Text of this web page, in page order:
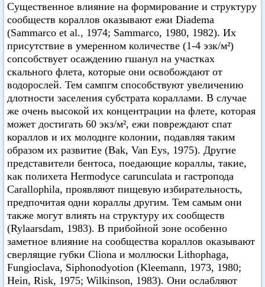
Существенное влияние на формирование и структуру
сообществ кораллов оказывают ежи Diadema
(Sammarco et al., 1974; Sammarco, 1980, 1982). Их
присутствие в умеренном количестве (1-4 эзк/м²)
сопсобствует осаждению гшанул на участках
скального флета, которые они освобождают от
водорослей. Тем сампгм способствуют увеличению
длотности заселения субстрата кораллами. В случае
же очень высокой их концентрации на флете, которая
может достигать 60 экз/м², ежи повреждают спат
кораллов и их молоднге колонии, подавляя таким
образом их развитие (Bak, Van Eys, 1975). Другие
представители бентоса, поедающие кораллы, такие,
как полихета Hermodyce carunculata и гастропода
Carallophila, проявляют пищевую избирательность,
предпочитая одни кораллы другим. Тем самым они
также могут влиять на структуру их сообществ
(Rylaarsdam, 1983). В прибойной зоне особенно
заметное влияние на сообщества кораллов оказывают
сверлящие губки Cliona и моллюски Lithophaga,
Fungioclava, Siphonodyotion (Kleemann, 1973, 1980;
Hein, Risk, 1975; Wilkinson, 1983). Они ослабляют